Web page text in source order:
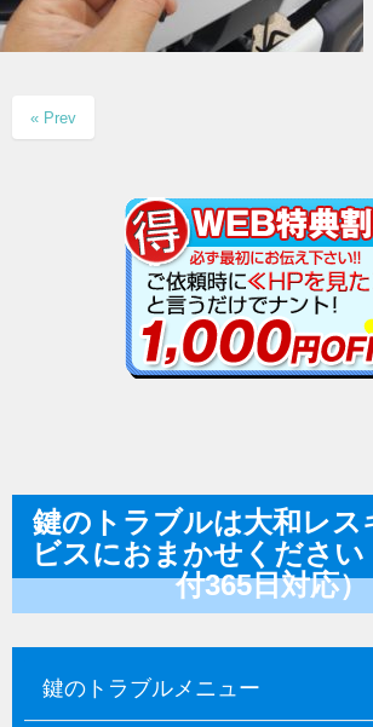
« Prev
鍵のトラブルは大和レス
ビスにおまかせください
付365日対応）
鍵のトラブルメニュー